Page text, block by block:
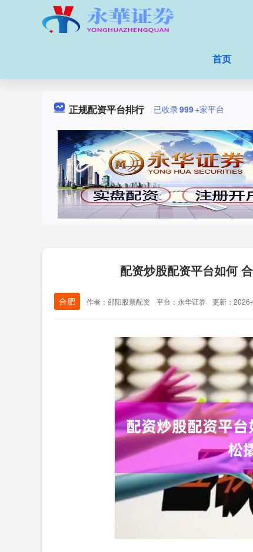
首页
正规配资平台排行 已收录999+家平台
配资炒股配资平台如何
合肥 作者：邵阳股票配资 平台：永华证券 更新：